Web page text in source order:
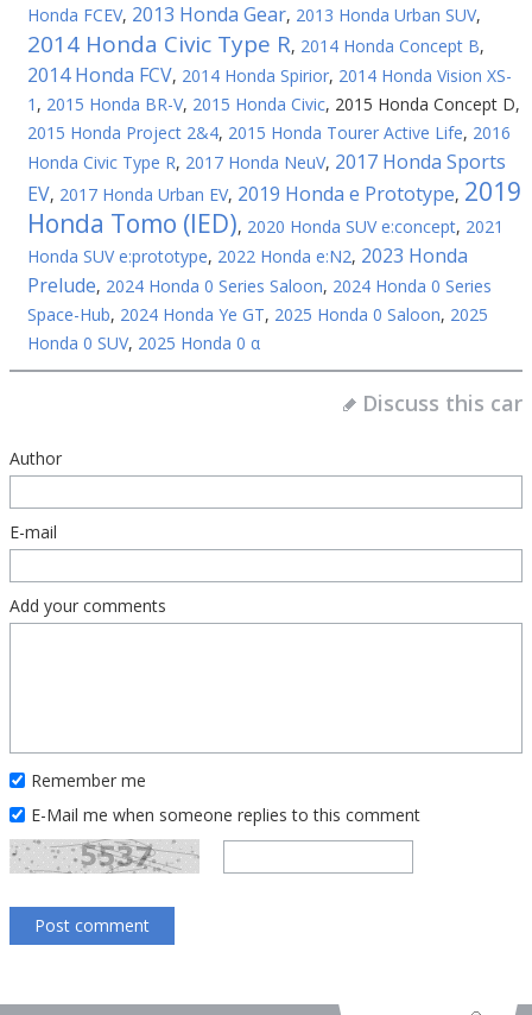
Honda FCEV, 2013 Honda Gear, 2013 Honda Urban SUV,
2014 Honda Civic Type R, 2014 Honda Concept B,
2014 Honda FCV, 2014 Honda Spirior, 2014 Honda Vision XS-
1 , 2015 Honda BR-V, 2015 Honda Civic, 2015 Honda Concept D,
2015 Honda Project 2&4, 2015 Honda Tourer Active Life, 2016
Honda Civic Type R, 2017 Honda NeuV, 2017 Honda Sports
EV, 2017 Honda Urban EV, 2019 Honda e Prototype, 2019
Honda Tomo (IED), 2020 Honda SUV e:concept, 2021
Honda SUV e:prototype, 2022 Honda e:N2, 2023 Honda
Prelude, 2024 Honda 0 Series Saloon, 2024 Honda 0 Series
Space-Hub, 2024 Honda Ye GT, 2025 Honda 0 Saloon, 2025
Honda 0 SUV, 2025 Honda 0 α
Discuss this car
Author
E-mail
Add your comments
Remember me
E-Mail me when someone replies to this comment